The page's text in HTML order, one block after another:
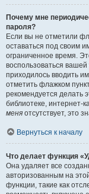
Почему мне
пароля?
Если вы не отметили
оставаться под своим
ограниченное время.
воспользоваться
приходилось вводить
отметить флажком
рекомендуется делать
библиотеке, интернет-
меня отсутствует, это
Вернуться к началу
Что делает функция
Она удаляет все
авторизованным на
функции, такие как